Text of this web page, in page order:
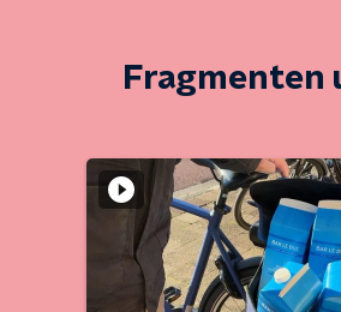
Fragmenten